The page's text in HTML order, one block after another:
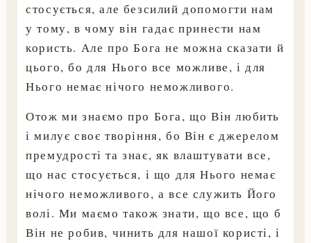
стосується, але безсилий допомогти нам
у тому, в чому він гадає принести нам
користь. Але про Бога не можна сказати й
цього, бо для Нього все можливе, і для
Нього немає нічого неможливого.
Отож ми знаємо про Бога, що Він любить
і милує своє творіння, бо Він є джерелом
премудрості та знає, як влаштувати все,
що нас стосується, і що для Нього немає
нічого неможливого, а все служить Його
волі. Ми маємо також знати, що все, що б
Він не робив, чинить для нашої користі, і